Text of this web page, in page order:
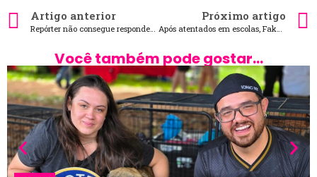
Artigo anterior
Repórter não consegue responder a Elon Musk e fica como mentiroso
Próximo artigo
Após atentados em escolas, Fake News prolifera espalhando o medo nas redes sociais
Você também pode gostar...